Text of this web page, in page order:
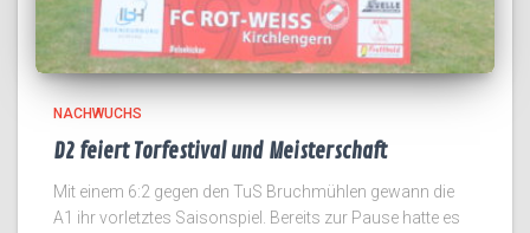
NACHWUCHS
D2 feiert Torfestival und Meisterschaft
Mit einem 6:2 gegen den TuS Bruchmühlen gewann die
A1 ihr vorletztes Saisonspiel. Bereits zur Pause hatte es